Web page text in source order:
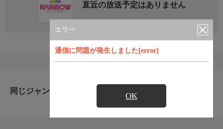
エラー
通信に問題が発生しました[error]
OK
直近の放送予定はありません
同じジャンルのおすすめ番組